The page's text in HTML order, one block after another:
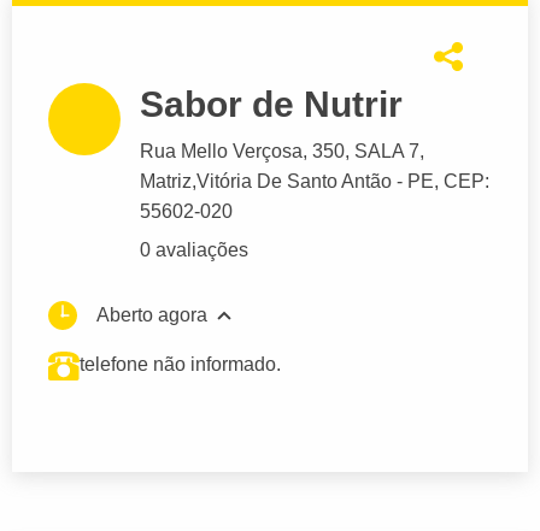
Sabor de Nutrir
Rua Mello Verçosa, 350, SALA 7,
Matriz,Vitória De Santo Antão - PE, CEP:
55602-020
0 avaliações
Aberto agora
telefone não informado.